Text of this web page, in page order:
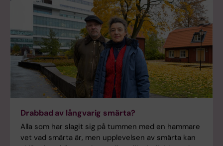
Drabbad av långvarig smärta?
Alla som har slagit sig på tummen med en hammare
vet vad smärta är, men upplevelsen av smärta kan